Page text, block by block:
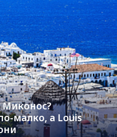
Миконос?
малко, а Louis